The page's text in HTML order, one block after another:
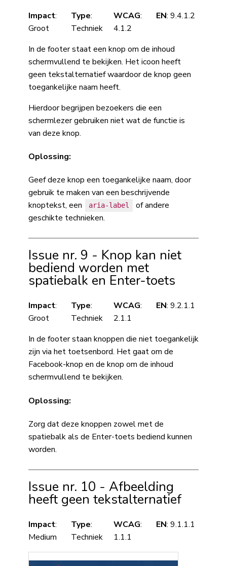
Impact:
Groot
Type:
Techniek
WCAG:
4.1.2
EN: 9.4.1.2
In de footer staat een knop om de inhoud
schermvullend te bekijken. Het icoon heeft
geen tekstalternatief waardoor de knop geen
toegankelijke naam heeft.
Hierdoor begrijpen bezoekers die een
schermlezer gebruiken niet wat de functie is
van deze knop.
Oplossing:
Geef deze knop een toegankelijke naam, door
gebruik te maken van een beschrijvende
knoptekst, een
aria-label
of andere
geschikte technieken.
Issue nr. 9 - Knop kan niet
bediend worden met
spatiebalk en Enter-toets
Impact:
Groot
Type:
Techniek
WCAG:
2.1.1
EN: 9.2.1.1
In de footer staan knoppen die niet toegankelijk
zijn via het toetsenbord. Het gaat om de
Facebook-knop en de knop om de inhoud
schermvullend te bekijken.
Oplossing:
Zorg dat deze knoppen zowel met de
spatiebalk als de Enter-toets bediend kunnen
worden.
Issue nr. 10 - Afbeelding
heeft geen tekstalternatief
Impact:
Medium
Type:
Techniek
WCAG:
1.1.1
EN: 9.1.1.1